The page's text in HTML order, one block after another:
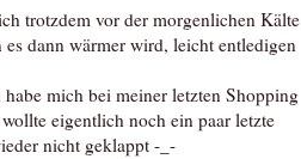
trotzdem vor der morgenlichen Kälte
dann wärmer wird, leicht entledigen
mich bei meiner letzten Shopping
eigentlich noch ein paar letzte
nicht geklappt -_-